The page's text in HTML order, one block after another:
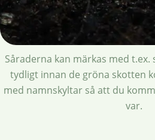
Såraderna kan märkas med
tydligt innan de gröna skotten
med namnskyltar så att du
var.